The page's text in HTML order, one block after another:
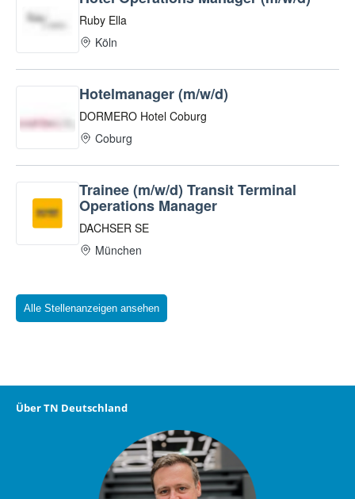
Alle Stellenanzeigen ansehen
Über TN Deutschland